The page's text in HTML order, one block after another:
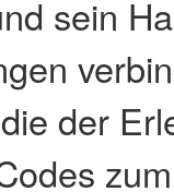
sein
der